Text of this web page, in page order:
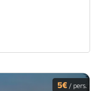
5€ / pers.